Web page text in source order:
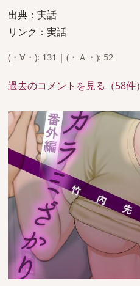
出典：実話
リンク：実話
(・∀・): 131 | (・Ａ・): 52
過去のコメントを見る（58件）